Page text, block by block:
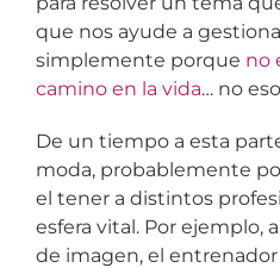
que nos ayude a
simplemente porque no
camino en la vida… no
De un tiempo a esta
moda, probablemente
el tener a distintos
esfera vital. Por ejemplo,
de imagen, el entrenador